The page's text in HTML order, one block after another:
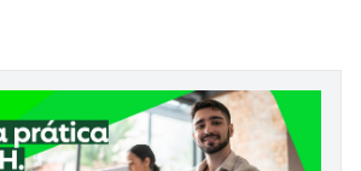
e Liderança
organizacional
de Produto
equipe